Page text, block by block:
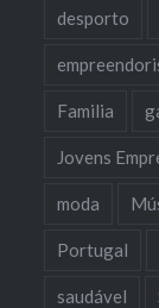
desporto
Familia
Jovens
moda
Portugal
saudável